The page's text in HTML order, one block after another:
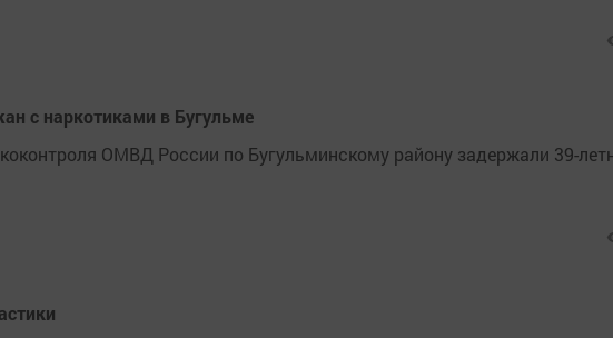
с наркотиками в Бугульме
ОМВД России по Бугульминскому району задержали 39-